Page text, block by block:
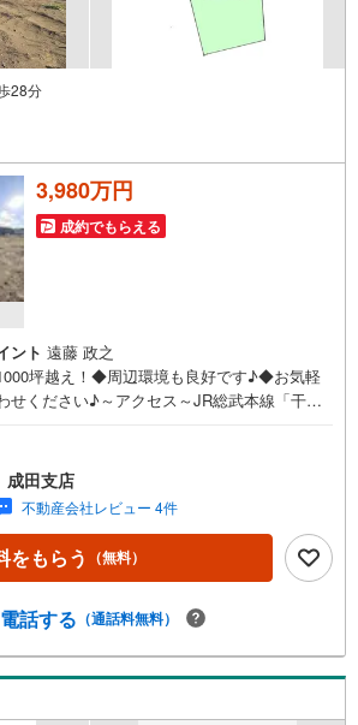
28分
3,980万円
成約でもらえる
ント 遠藤 政之
坪越え！◆周辺環境も良好です♪◆お気軽
せください♪～アクセス～JR総武本線「干
いの大規模敷地♪◇スーパー・コンビニ徒歩圏
なし。自由設計で叶える理想の空間♪～周辺
干潟小学校 徒歩約34分旭市立第二中学校
椿海保育園 徒歩約14分セブンイレブン 徒
パーセンタートライアル 徒歩約5分コメリパ
5分つばき団地児童遊園 徒歩約4分「旭市川
買物施設も近く周辺環境良好です♪まずは資
成田支店
不動産会社レビュー 4件
をもらう （無料）
電話する （通話料無料）